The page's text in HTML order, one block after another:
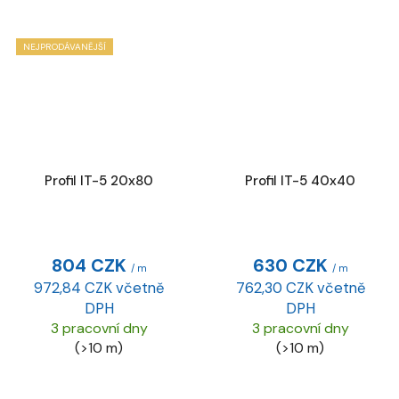
NEJPRODÁVANĚJŠÍ
Profil IT-5 20x80
804 CZK / m
972,84 CZK včetně
DPH
3 pracovní dny
(>10 m)
Profil IT-5 40x40
630 CZK / m
762,30 CZK včetně
DPH
3 pracovní dny
(>10 m)